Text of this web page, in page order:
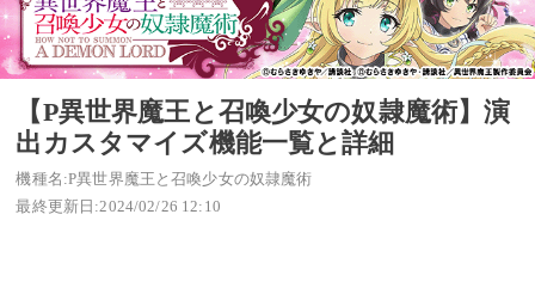
【P異世界魔王と召喚少女の奴隷魔術】演
出カスタマイズ機能一覧と詳細
機種名:P異世界魔王と召喚少女の奴隷魔術
最終更新日:2024/02/26 12:10